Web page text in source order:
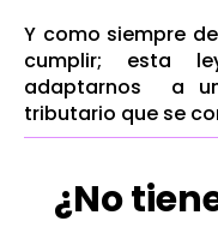
Y como siempre
cumplir; esta
adaptarnos a
tributario que se
¿No